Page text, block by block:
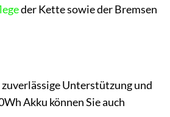
der Kette sowie der Bremsen
Unterstützung und
Akku können Sie auch